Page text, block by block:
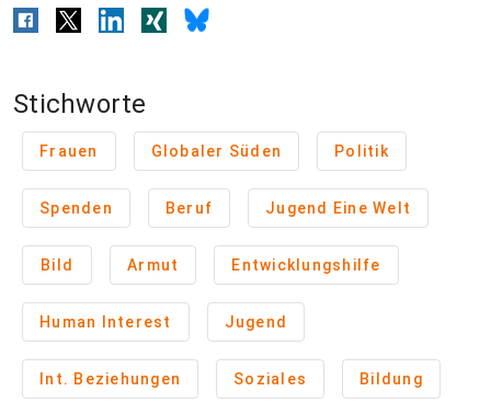
Stichworte
Frauen Globaler Süden Politik
Spenden Beruf Jugend Eine Welt
Bild Armut Entwicklungshilfe
Human Interest Jugend
Int. Beziehungen Soziales Bildung